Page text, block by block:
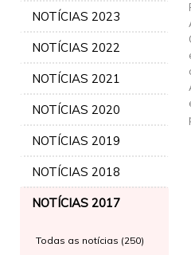
NOTÍCIAS 2023
NOTÍCIAS 2022
NOTÍCIAS 2021
NOTÍCIAS 2020
NOTÍCIAS 2019
NOTÍCIAS 2018
NOTÍCIAS 2017
Todas as notícias (250)